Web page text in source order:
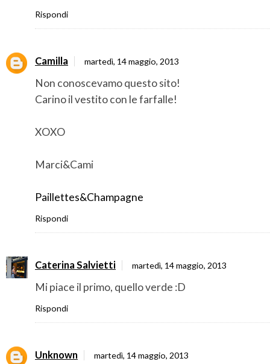
Rispondi
Camilla martedì, 14 maggio, 2013
Non conoscevamo questo sito!
Carino il vestito con le farfalle!
XOXO
Marci&Cami
Paillettes&Champagne
Rispondi
Caterina Salvietti martedì, 14 maggio, 2013
Mi piace il primo, quello verde :D
Rispondi
Unknown martedì, 14 maggio, 2013